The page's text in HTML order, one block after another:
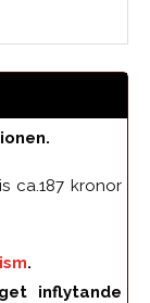
ca.187 kronor
.
inflytande